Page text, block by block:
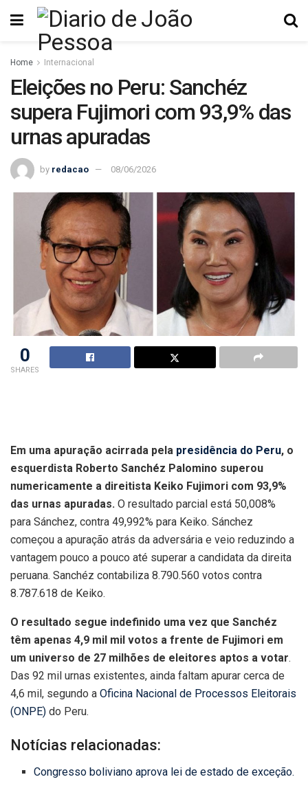
Home Internacional
Eleições no Peru: Sanchéz
supera Fujimori com 93,9% das
urnas apuradas
by redacao 08/06/2026
0
SHARES
Em uma apuração acirrada pela presidência do Peru, o
esquerdista Roberto Sanchéz Palomino superou
numericamente a direitista Keiko Fujimori com 93,9%
das urnas apuradas. O resultado parcial está 50,008%
para Sánchez, contra 49,992% para Keiko. Sánchez
começou a apuração atrás da adversária e veio reduzindo a
vantagem pouco a pouco até superar a candidata da direita
peruana. Sanchéz contabiliza 8.790.560 votos contra
8.787.618 de Keiko.
O resultado segue indefinido uma vez que Sanchéz
têm apenas 4,9 mil mil votos a frente de Fujimori em
um universo de 27 milhões de eleitores aptos a votar.
Das 92 mil urnas existentes, ainda faltam apurar cerca de
4,6 mil, segundo a Oficina Nacional de Processos Eleitorais
(ONPE) do Peru.
Notícias relacionadas:
Congresso boliviano aprova lei de estado de exceção.